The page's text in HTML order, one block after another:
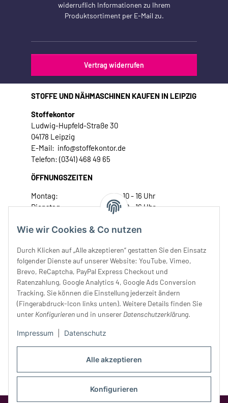
Alle akzeptieren
Konfigurieren
Wie wir Cookies & Co nutzen
Durch Klicken auf „Alle akzeptieren“ gestatten Sie den Einsatz
folgender Dienste auf unserer Website: YouTube, Vimeo,
Brevo, ReCaptcha, PayPal Express Checkout und
Ratenzahlung, Google Analytics 4, Google Ads Conversion
Tracking. Sie können die Einstellung jederzeit ändern
(Fingerabdruck-Icon links unten). Weitere Details finden Sie
unter Konfigurieren und in unserer Datenschutzerklärung.
Impressum Datenschutz
widerruflich Informationen zu Ihrem
Produktsortiment per E-Mail zu.
Vertrag widerrufen
STOFFE UND NÄHMASCHINEN KAUFEN IN LEIPZIG
Stoffekontor
Ludwig-Hupfeld-Straße 30
04178 Leipzig
E-Mail: info@stoffekontor.de
Telefon: (0341) 468 49 65
ÖFFNUNGSZEITEN
Montag:
10 - 16 Uhr
Dienstag:
10 - 16 Uhr
Donnerstag:
10 - 18 Uhr
Samstag:
10 - 14 Uhr
Unser Service
Rechtliches